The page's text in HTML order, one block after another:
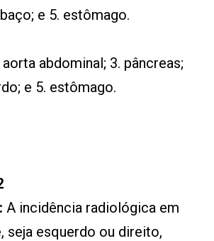
e 5. estômago.
aorta abdominal; 3. pâncreas;
e 5. estômago.
A incidência radiológica em
seja esquerdo ou direito,